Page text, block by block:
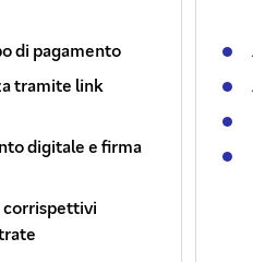
di pagamento
tramite link
digitale e firma
corrispettivi